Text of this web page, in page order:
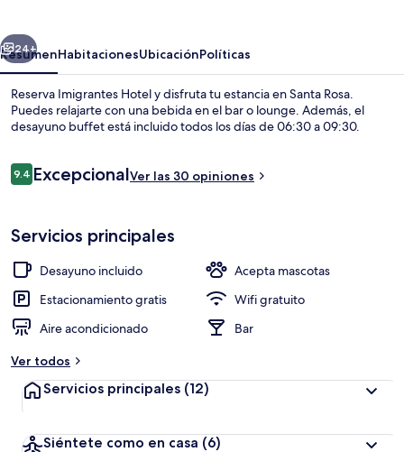
Siguiente
24+
ResumenHabitacionesUbicaciónPolíticas
Reserva Imigrantes Hotel y disfruta tu estancia en Santa Rosa.
Puedes relajarte con una bebida en el bar o lounge. Además, el
desayuno buffet está incluido todos los días de 06:30 a 09:30.
Opiniones
9.49.4 de 10,
ExcepcionalVer las 30 opiniones
Servicios principales
Desayuno incluido
Acepta mascotas
Estacionamiento gratis
Wifi gratuito
Aire acondicionado
Bar
Ver todos
Servicios principales (12)
Siéntete como en casa (6)